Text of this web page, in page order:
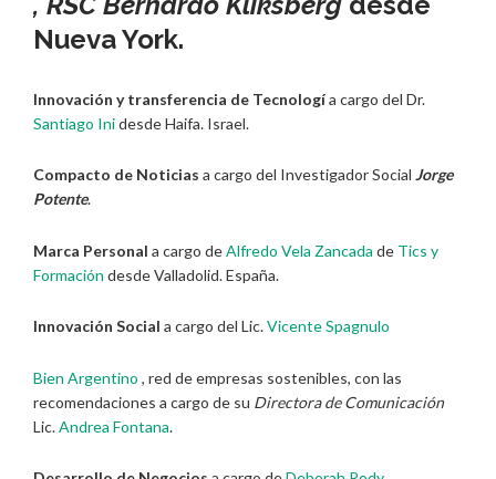
Nueva York.
Innovación y transferencia de Tecnología cargo del Dr.
Santiago Inidesde Haifa. Israel.
Compacto de Noticias a cargo del Investigador Social Jorge
Potente.
Marca Personal a cargo deAlfredo Vela Zancada de Tics y
Formación desde Valladolid. España.
Innovación Social a cargo del Lic.Vicente Spagnulo
Bien Argentino , red de empresas sostenibles, con las
recomendaciones a cargo de su Directora de Comunicación
Lic.Andrea Fontana.